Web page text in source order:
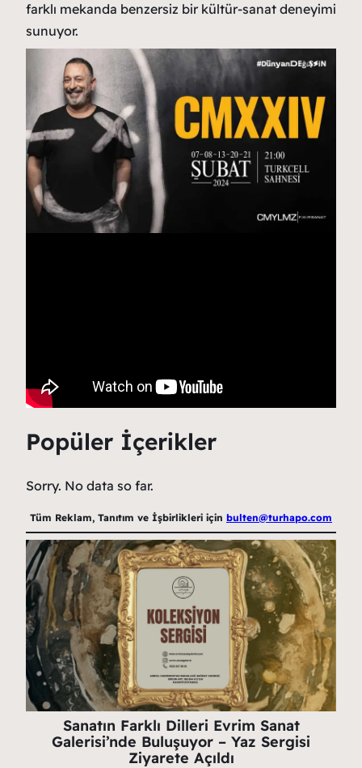
farklı mekanda benzersiz bir kültür-sanat deneyimi
sunuyor.
Popüler İçerikler
Sorry. No data so far.
Tüm Reklam, Tanıtım ve İşbirlikleri için bulten@turhapo.com
Sanatın Farklı Dilleri Evrim Sanat
Galerisi’nde Buluşuyor – Yaz Sergisi
Ziyarete Açıldı